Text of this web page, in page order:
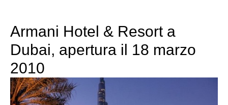
Armani Hotel & Resort a
Dubai, apertura il 18 marzo
2010